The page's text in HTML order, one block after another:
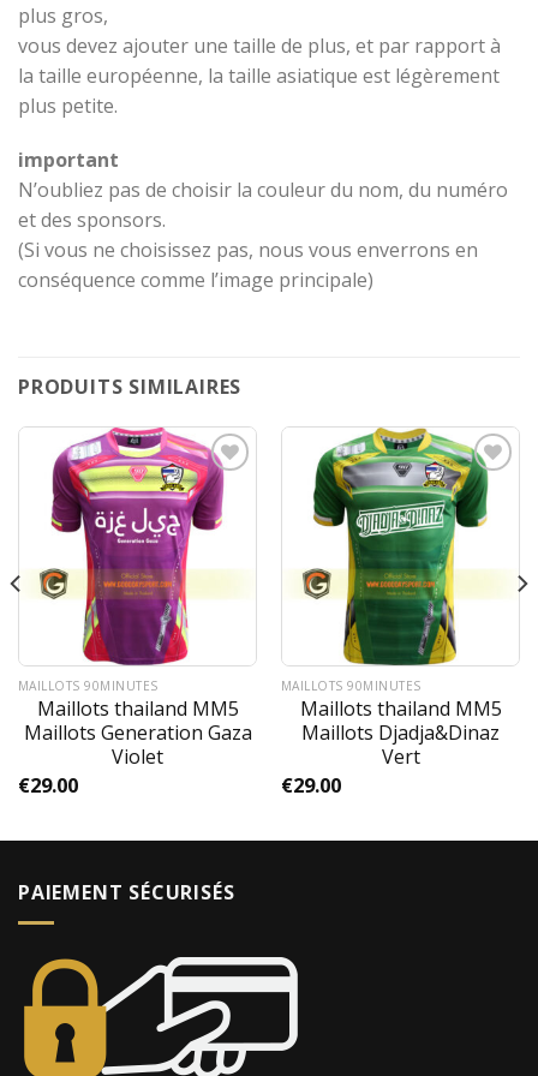
plus gros,
vous devez ajouter une taille de plus, et par rapport à
la taille européenne, la taille asiatique est légèrement
plus petite.
important
N’oubliez pas de choisir la couleur du nom, du numéro
et des sponsors.
(Si vous ne choisissez pas, nous vous enverrons en
conséquence comme l’image principale)
PRODUITS SIMILAIRES
MAILLOTS 90MINUTES
Maillots thailand MM5
Maillots Generation Gaza
Violet
€29.00
MAILLOTS 90MINUTES
Maillots thailand MM5
Maillots Djadja&Dinaz
Vert
€29.00
PAIEMENT SÉCURISÉS